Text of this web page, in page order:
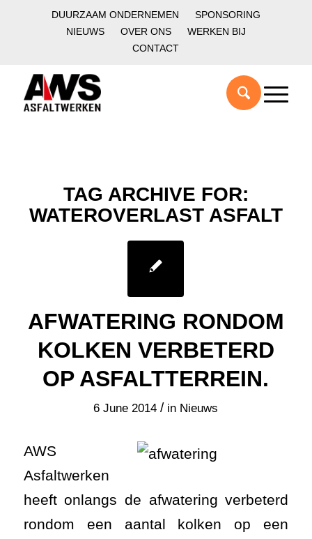
DUURZAAM ONDERNEMEN
SPONSORING
NIEUWS
OVER ONS
WERKEN BIJ
CONTACT
TAG ARCHIVE FOR:
WATEROVERLAST ASFALT
AFWATERING RONDOM
KOLKEN VERBETERD
OP ASFALTTERREIN.
6 June 2014 / in Nieuws
AWS
Asfaltwerken
heeft onlangs de afwatering verbeterd
rondom een aantal kolken op een